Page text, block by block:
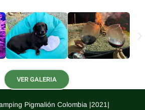
VER GALERIA
Pigmalión Colombia |2021|